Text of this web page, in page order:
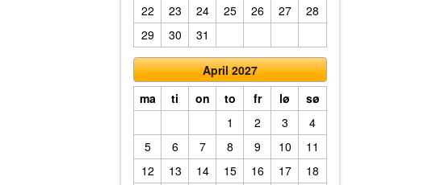
22
23 24 25 26 27
28
29
30 31
April 2027
ma
ti on to fr lø
sø
1
2 3
4
5
6 7 8 9 10
11
12
13 14 15 16 17
18